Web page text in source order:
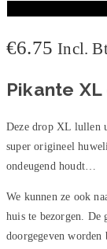
aantal
€6.75 Incl.
Pikante
Deze drop XL lullen
super origineel
ondeugend houdt…
We kunnen ze ook
huis te bezorgen. De
doorgegeven worden